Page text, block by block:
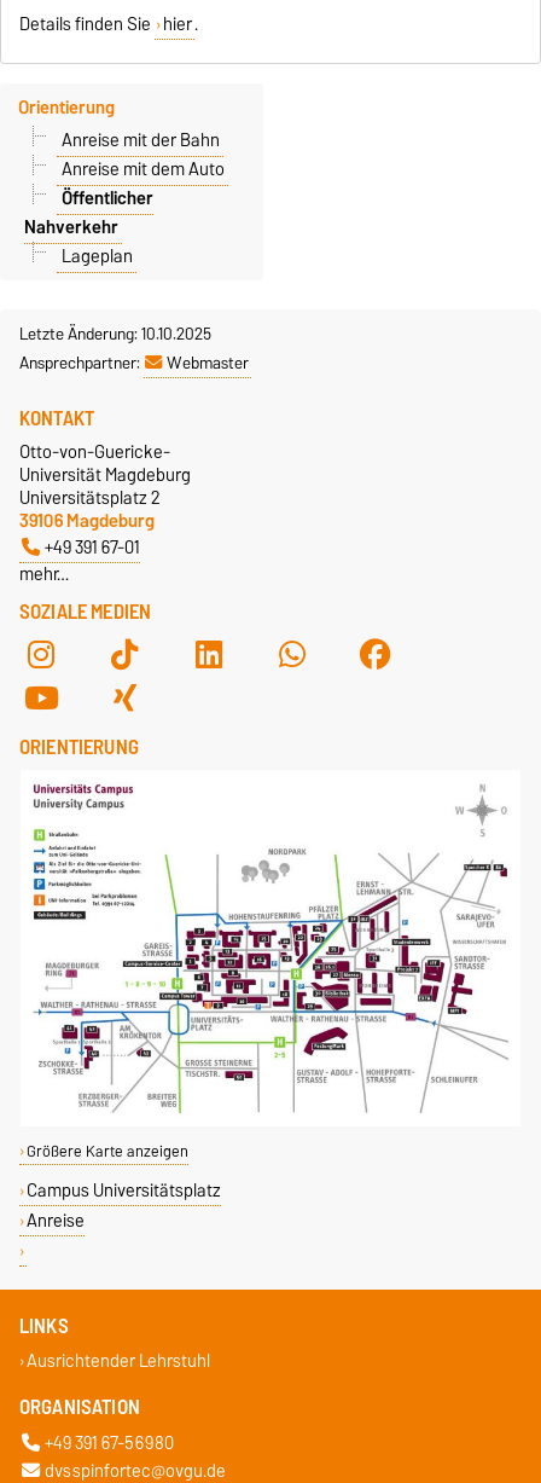
Details finden Sie hier.
Orientierung
Anreise mit der Bahn
Anreise mit dem Auto
Öffentlicher
Nahverkehr
Lageplan
Letzte Änderung: 10.10.2025
Ansprechpartner:
Webmaster
SOZIALE MEDIEN
KONTAKT
Otto-von-Guericke-
Universität Magdeburg
Universitätsplatz 2
39106 Magdeburg
+49 391 67-01
mehr…
ORIENTIERUNG
Größere Karte anzeigen
Campus Universitätsplatz
Anreise
LINKS
Ausrichtender Lehrstuhl
ORGANISATION
+49 391 67-56980
dvsspinfortec@ovgu.de